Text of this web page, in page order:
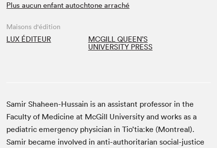
Plus aucun enfant autochtone arraché
Maisons d'édition
LUX ÉDITEUR
MCGILL QUEEN’S
UNIVERSITY PRESS
Samir Shaheen-Hussain is an assistant professor in the
Faculty of Medicine at McGill University and works as a
pediatric emergency physician in Tio’tia:ke (Montreal).
Samir became involved in anti-authoritarian social-justice